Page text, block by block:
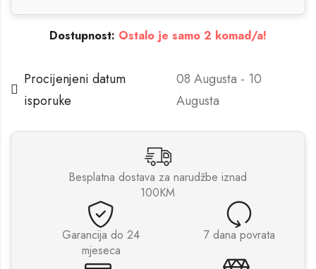
Dostupnost: Ostalo je samo 2 komad/a!
Procijenjeni datum
isporuke
08 Augusta - 10
Augusta
Besplatna dostava za narudžbe iznad
100KM
Garancija do 24
mjeseca
7 dana povrata